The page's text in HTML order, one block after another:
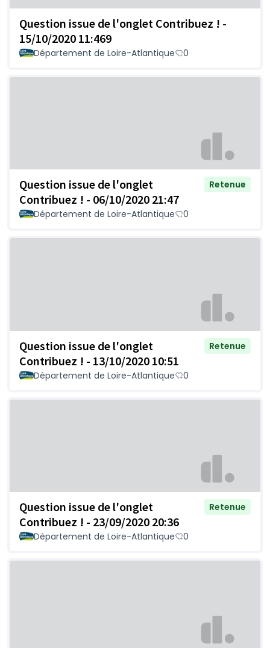
Question issue de l'onglet Contribuez ! -
15/10/2020 11:469
Département de Loire-Atlantique 0
Question issue de l'onglet
Contribuez ! - 06/10/2020 21:47
Retenue
Département de Loire-Atlantique 0
Question issue de l'onglet
Contribuez ! - 13/10/2020 10:51
Retenue
Département de Loire-Atlantique 0
Question issue de l'onglet
Contribuez ! - 23/09/2020 20:36
Retenue
Département de Loire-Atlantique 0